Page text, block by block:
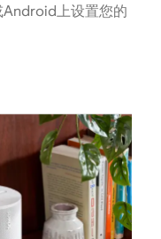
上设置您的